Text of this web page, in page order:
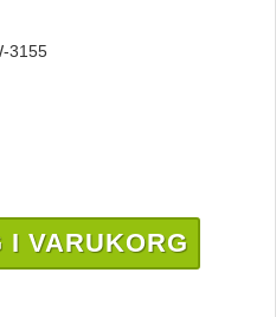
3155
I VARUKORG